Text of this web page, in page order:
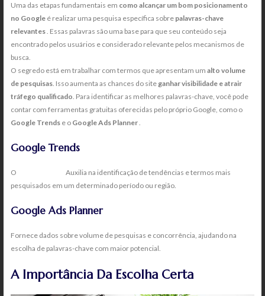
Uma das etapas fundamentais em como alcançar um bom posicionamento
no Google é realizar uma pesquisa específica sobre palavras-chave
relevantes. Essas palavras são uma base para que seu conteúdo seja
encontrado pelos usuários e considerado relevante pelos mecanismos de
busca.
O segredo está em trabalhar com termos que apresentam um alto volume
de pesquisas. Isso aumenta as chances do siteganhar visibilidade e atrair
tráfego qualificado. Para identificar as melhores palavras-chave, você pode
contar com ferramentas gratuitas oferecidas pelo próprio Google, como o
Google Trends e o Google Ads Planner.
Google Trends
O
Auxilia na identificação de tendências e termos mais
pesquisados em um determinado período ou região.
Google Ads Planner
Fornece dados sobre volume de pesquisas e concorrência, ajudando na
escolha de palavras-chave com maior potencial.
A Importância Da Escolha Certa